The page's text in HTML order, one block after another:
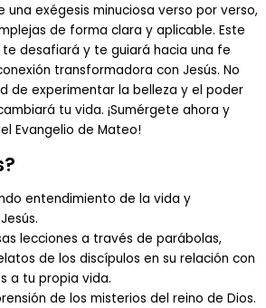
una exégesis minuciosa verso por verso,
de forma clara y aplicable. Este
desafiará y te guiará hacia una fe
transformadora con Jesús. No
de experimentar la belleza y el poder
tu vida. ¡Sumérgete ahora y
Evangelio de Mateo!
entendimiento de la vida y
lecciones a través de parábolas,
de los discípulos en su relación con
a tu propia vida.
de los misterios del reino de Dios.